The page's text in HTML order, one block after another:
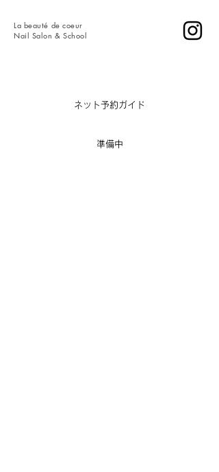
La beauté de coeur
​Nail Salon & School
​ ネット予約ガイド
​準備中